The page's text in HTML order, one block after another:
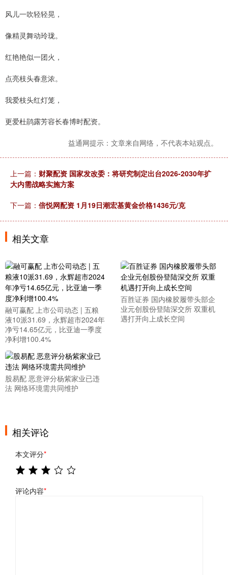
风儿一吹轻轻晃，
像精灵舞动玲珑。
红艳艳似一团火，
点亮枝头春意浓。
我爱枝头红灯笼，
更爱杜鹃露芳容长春博时配资。
益通网提示：文章来自网络，不代表本站观点。
上一篇： 财聚配资 国家发改委：将研究制定出台2026-2030年扩
大内需战略实施方案
下一篇： 倍悦网配资 1月19日潮宏基黄金价格1436元/克
相关文章
融可赢配 上市公司动态 | 五粮
液10派31.69，永辉超市2024年
净亏14.65亿元，比亚迪一季度
净利增100.4%
百胜证券 国内橡胶履带头部企
业元创股份登陆深交所 双重机
遇打开向上成长空间
股易配 恶意评分杨紫家业已违
法 网络环境需共同维护
相关评论
本文评分*
评论内容*